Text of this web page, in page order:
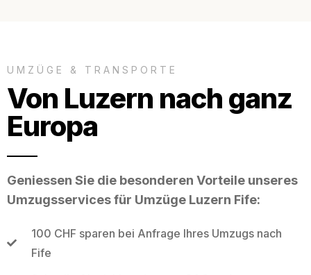
UMZÜGE & TRANSPORTE
Von Luzern nach ganz
Europa
Geniessen Sie die besonderen Vorteile unseres
Umzugsservices für Umzüge Luzern Fife:
100 CHF sparen bei Anfrage Ihres Umzugs nach
Fife